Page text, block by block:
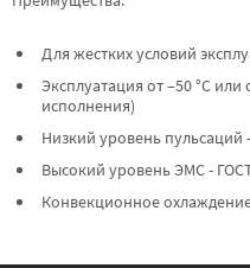
Для жестких условий
Эксплуатация от –50 °C или
исполнения)
Низкий уровень пульсаций
Высокий уровень ЭМС -
Конвекционное